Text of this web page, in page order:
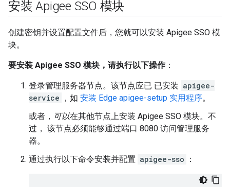
安装 Apigee SSO 模块
创建密钥并设置配置文件后，您就可以安装 Apigee SSO 模
块。
要安装 Apigee SSO 模块，请执行以下操作：
登录管理服务器节点。该节点应已 已安装 apigee-
service
，如 安装 Edge apigee-setup 实用程序。
或者， 可以在其他节点上安装 Apigee SSO 模块。不
过， 该节点必须能够通过端口 8080 访问管理服务
器。
通过执行以下命令安装并配置 apigee-sso ：